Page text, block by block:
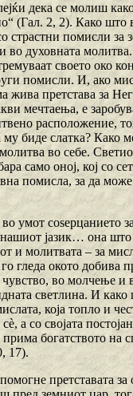
дека се молиш
(Гал. 2, 2). Како
страстни помисли
духовната
своето око
помисли. И, ако
претстава за
мечтаења, е
расположение,
биде слатка? Како
во себе.
само оној, кој со
помисла, за да
умот
јазик… она што
и молитвата – за
гледа окото добива
во молчење и
светлина. И како
која топло и
а со својата
богатството
17).
претставата